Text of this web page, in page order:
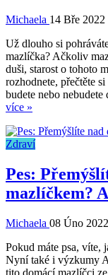
Michaela 14 Bře 2022
Už dlouho si
mazlíčka? Ačkoliv
duši, starost o tohoto
rozhodnete, přečtěte
budete nebo
více »
Zdraví
Pes:
mazlíčkem?
Michaela 08 Úno 2022
Pokud máte psa, víte,
Nyní také i výzkumy
tito domácí mazlíčci